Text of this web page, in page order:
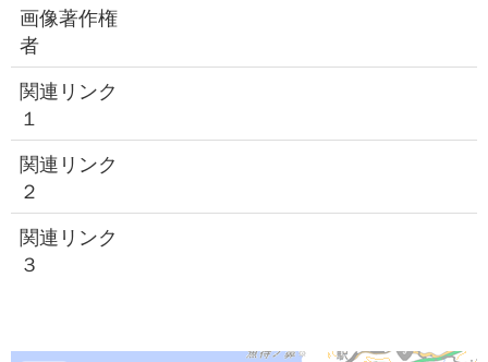
画像著作権
者
関連リンク
１
関連リンク
２
関連リンク
３